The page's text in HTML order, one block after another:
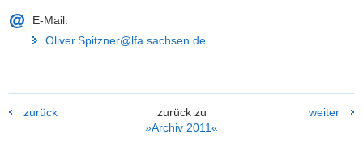
E-Mail:
Oliver.Spitzner@lfa.sachsen.de
zurück
zurück zu
»Archiv 2011«
weiter